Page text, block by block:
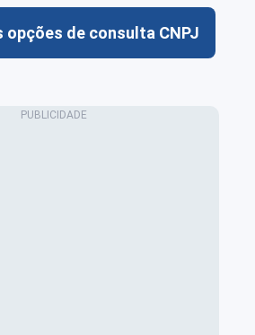
opções de consulta CNPJ